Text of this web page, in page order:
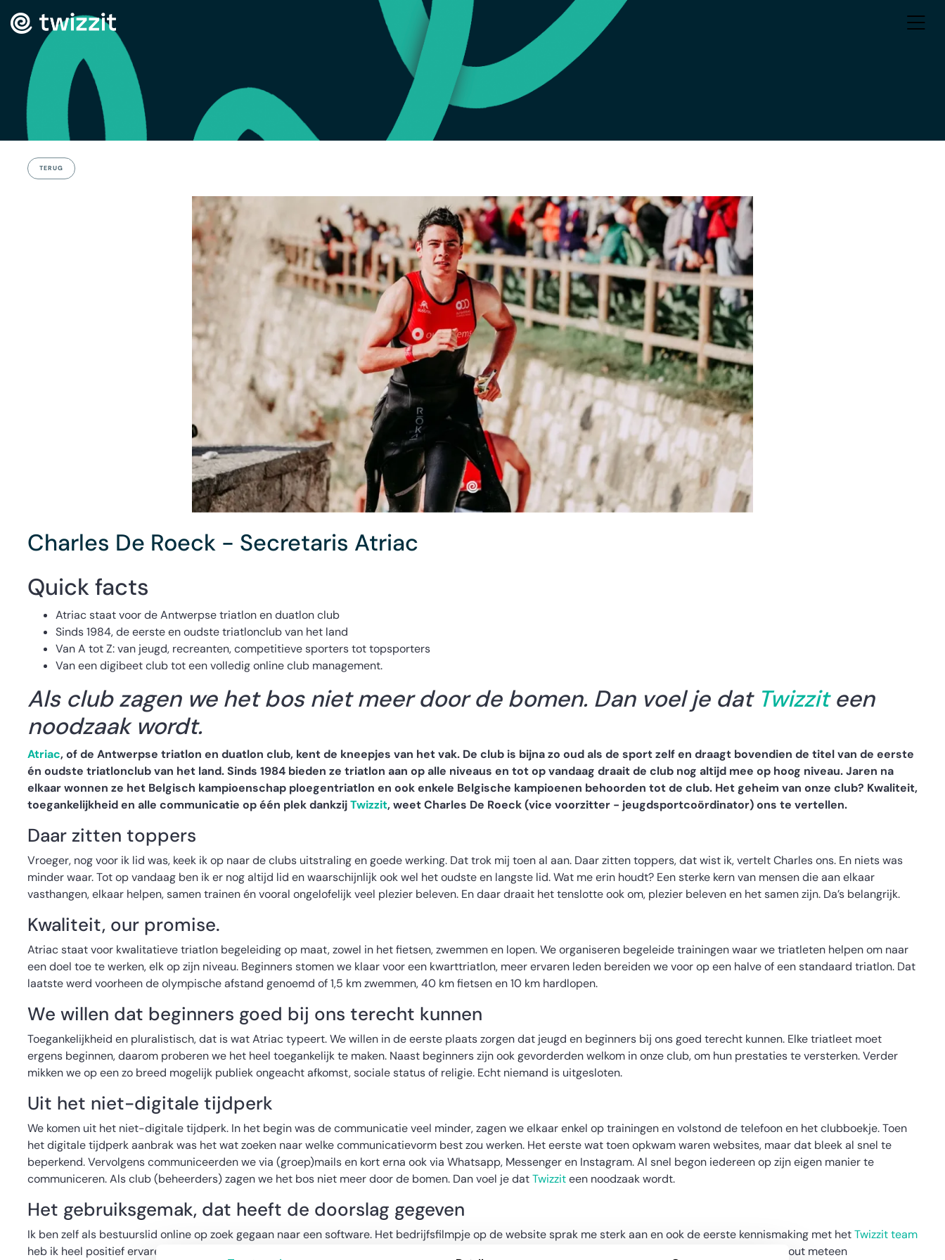
TERUG
Charles De Roeck - Secretaris Atriac
Quick facts
Atriac staat voor de Antwerpse triatlon en duatlon club
Sinds 1984, de eerste en oudste triatlonclub van het land
Van A tot Z: van jeugd, recreanten, competitieve sporters tot topsporters
Van een digibeet club tot een volledig online club management.
Als club zagen we het bos niet meer door de bomen. Dan voel je dat Twizziteen
noodzaak wordt.
Atriac, of de Antwerpse triatlon en duatlon club, kent de kneepjes van het vak. De club is bijna zo oud als de sport zelf en draagt bovendien de titel van de eerste
én oudste triatlonclub van het land. Sinds 1984 bieden ze triatlon aan op alle niveaus en tot op vandaag draait de club nog altijd mee op hoog niveau. Jaren na
elkaar wonnen ze het Belgisch kampioenschap ploegentriatlon en ook enkele Belgische kampioenen behoorden tot de club. Het geheim van onze club? Kwaliteit,
toegankelijkheid en alle communicatie op één plek dankzijTwizzit, weet Charles De Roeck (vice voorzitter - jeugdsportcoördinator) ons te vertellen.
Daar zitten toppers
Vroeger, nog voor ik lid was, keek ik op naar de clubs uitstraling en goede werking. Dat trok mij toen al aan. Daar zitten toppers, dat wist ik, vertelt Charles ons. En niets was
minder waar. Tot op vandaag ben ik er nog altijd lid en waarschijnlijk ook wel het oudste en langste lid. Wat me erin houdt? Een sterke kern van mensen die aan elkaar
vasthangen, elkaar helpen, samen trainen én vooral ongelofelijk veel plezier beleven. En daar draait het tenslotte ook om, plezier beleven en het samen zijn. Da’s belangrijk.
Kwaliteit, our promise.
Atriac staat voor kwalitatieve triatlon begeleiding op maat, zowel in het fietsen, zwemmen en lopen. We organiseren begeleide trainingen waar we triatleten helpen om naar
een doel toe te werken, elk op zijn niveau. Beginners stomen we klaar voor een kwarttriatlon, meer ervaren leden bereiden we voor op een halve of een standaard triatlon. Dat
laatste werd voorheen de olympische afstand genoemd of 1,5 km zwemmen, 40 km fietsen en 10 km hardlopen.
We willen dat beginners goed bij ons terecht kunnen
Toegankelijkheid en pluralistisch, dat is wat Atriac typeert. We willen in de eerste plaats zorgen dat jeugd en beginners bij ons goed terecht kunnen. Elke triatleet moet
ergens beginnen, daarom proberen we het heel toegankelijk te maken. Naast beginners zijn ook gevorderden welkom in onze club, om hun prestaties te versterken. Verder
mikken we op een zo breed mogelijk publiek ongeacht afkomst, sociale status of religie. Echt niemand is uitgesloten.
Uit het niet-digitale tijdperk
We komen uit het niet-digitale tijdperk. In het begin was de communicatie veel minder, zagen we elkaar enkel op trainingen en volstond de telefoon en het clubboekje. Toen
het digitale tijdperk aanbrak was het wat zoeken naar welke communicatievorm best zou werken. Het eerste wat toen opkwam waren websites, maar dat bleek al snel te
beperkend. Vervolgens communiceerden we via (groep)mails en kort erna ook via Whatsapp, Messenger en Instagram. Al snel begon iedereen op zijn eigen manier te
communiceren. Als club (beheerders) zagen we het bos niet meer door de bomen. Dan voel je datTwizziteen noodzaak wordt.
Het gebruiksgemak, dat heeft de doorslag gegeven
Ik ben zelf als bestuurslid online op zoek gegaan naar een software. Het bedrijfsfilmpje op de website sprak me sterk aan en ook de eerste kennismaking met hetTwizzit team
heb ik heel positief ervaren. Ik had zelf al wat ervaring met andere software, waarbij de lay-out vaak ingewikkeld was.
vond ik op vlak van lay-out meteen